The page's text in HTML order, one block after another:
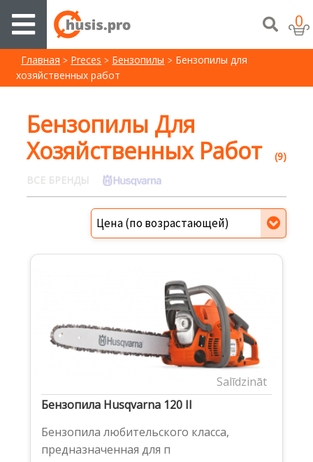
0
Главная Preces Бензопилы
Бензопилы для
хозяйственных работ
Бензопилы Для
Хозяйственных Работ
(9)
ВСЕ БРЕНДЫ
Salīdzināt
Бензопила Husqvarna 120 II
Бензопила любительского класса,
предназначенная для п